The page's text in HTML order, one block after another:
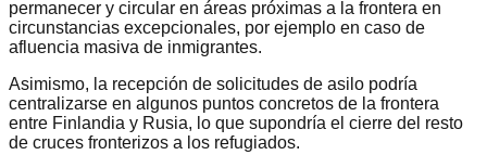
permanecer y circular en áreas próximas a la frontera en
circunstancias excepcionales, por ejemplo en caso de
afluencia masiva de inmigrantes.
Asimismo, la recepción de solicitudes de asilo podría
centralizarse en algunos puntos concretos de la frontera
entre Finlandia y Rusia, lo que supondría el cierre del resto
de cruces fronterizos a los refugiados.